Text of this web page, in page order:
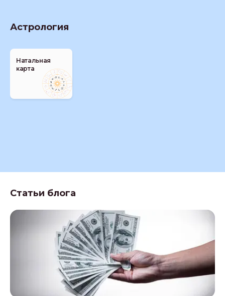
Астрология
Натальная
карта
Статьи блога